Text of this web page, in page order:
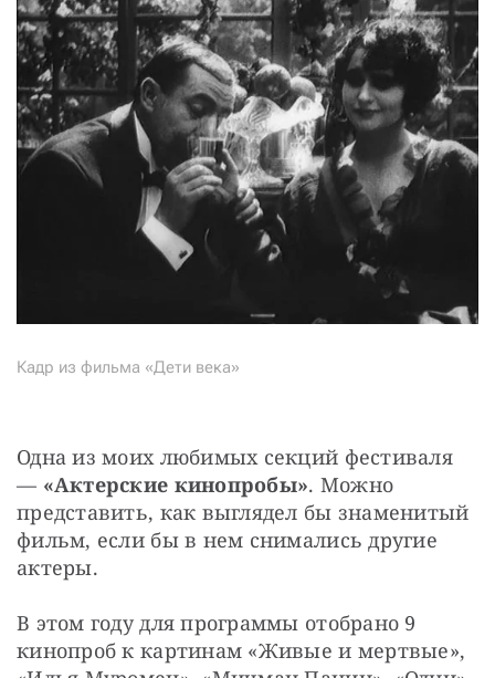
Кадр из фильма «Дети века»
Одна из моих любимых секций фестиваля
— «Актерские кинопробы». Можно
представить, как выглядел бы знаменитый
фильм, если бы в нем снимались другие
актеры.
В этом году для программы отобрано 9
кинопроб к картинам «Живые и мертвые»,